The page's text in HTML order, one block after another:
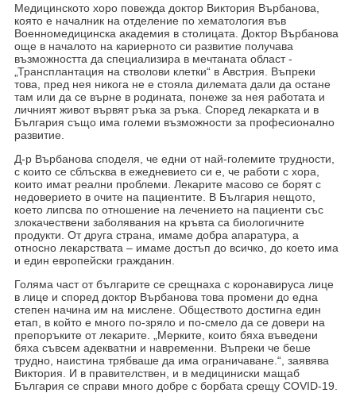
Медицинското хоро повежда доктор Виктория Върбанова,
кoятo е началник на отделение по хематология във
Военномедицинска академия в столицата. Доктор Върбанова
още в началото на кариерното си развитие получава
възможността да специализира в мечтаната област -
„Трансплантация на стволови клетки“ в Австрия. Въпреки
това, пред нея никога не е стояла дилемата дали да остане
там или да се върне в родината, понеже за нея работата и
личният живот вървят ръка за ръка. Според лекарката и в
България също има големи възможности за професионално
развитие.
Д-р Върбанова споделя, че едни от най-големите трудности,
с които се сблъсква в ежедневието си е, че работи с хора,
които имат реални проблеми. Лекарите масово се борят с
недоверието в очите на пациентите. В България нещото,
което липсва по отношение на лечението на пациенти със
злокачествени заболявания на кръвта са биологичните
продукти. От друга страна, имаме добра апаратура, а
относно лекарствата – имаме достъп до всичко, до което има
и един европейски гражданин.
Голяма част от българите се срещнаха с коронавируса лице
в лице и според доктор Върбанова това промени до една
степен начина им на мислене. Обществото достигна един
етап, в който е много по-зряло и по-смело да се довери на
препоръките от лекарите. „Мерките, които бяха въведени
бяха съвсем адекватни и навременни. Въпреки че беше
трудно, наистина трябваше да има ограничаване.“, заявява
Виктория. И в правителствен, и в медициниски мащаб
България се справи много добре с борбата срещу COVID-19